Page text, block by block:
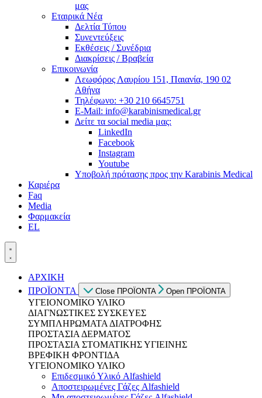
μας
Εταιρικά Νέα
Δελτία Τύπου
Συνεντεύξεις
Εκθέσεις / Συνέδρια
Διακρίσεις / Βραβεία
Επικοινωνία
Λεωφόρος Λαυρίου 151, Παιανία, 190 02
Αθήνα
Τηλέφωνο: +30 210 6645751
E-Mail: info@karabinismedical.gr
Δείτε τα social media μας:
LinkedIn
Facebook
Instagram
Youtube
Υποβολή πρότασης προς την Karabinis Medical
Καριέρα
Faq
Media
Φαρμακεία
EL
ΑΡΧΙΚΗ
ΠΡΟΪΟΝΤΑ
Close ΠΡΟΪΟΝΤΑ Open ΠΡΟΪΟΝΤΑ
ΥΓΕΙΟΝΟΜΙΚΟ ΥΛΙΚΟ
ΔΙΑΓΝΩΣΤΙΚΕΣ ΣΥΣΚΕΥΕΣ
ΣΥΜΠΛΗΡΩΜΑΤΑ ΔΙΑΤΡΟΦΗΣ
ΠΡΟΣΤΑΣΙΑ ΔΕΡΜΑΤΟΣ
ΠΡΟΣΤΑΣΙΑ ΣΤΟΜΑΤΙΚΗΣ ΥΓΙΕΙΝΗΣ
ΒΡΕΦΙΚΗ ΦΡΟΝΤΙΔΑ
ΥΓΕΙΟΝΟΜΙΚΟ ΥΛΙΚΟ
Επιδεσμικό Υλικό Alfashield
Αποστειρωμένες Γάζες Alfashield